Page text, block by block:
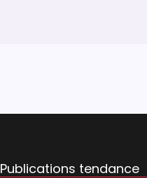
Publications tendance